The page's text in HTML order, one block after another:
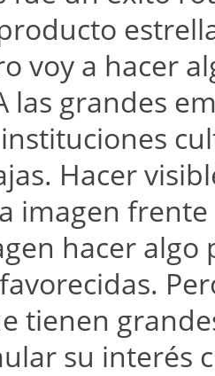
voy a hacer
las grandes
Hacer
imagen
hacer
tienen
su interés